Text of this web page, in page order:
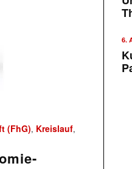
(FhG), Kreislauf,
6.